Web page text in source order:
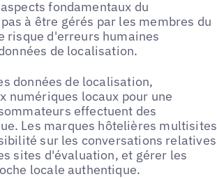
fondamentaux du
à être gérés par les membres du
risque d'erreurs humaines
de localisation.
données de localisation,
numériques locaux pour une
effectuent des
Les marques hôtelières multisites
sur les conversations relatives
sites d'évaluation, et gérer les
locale authentique.